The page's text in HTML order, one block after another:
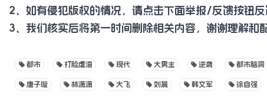
2、如有侵犯版权的情况，请点击下面举报/反馈按钮
3、我们核实后将第一时间删除相关内容，谢谢理解和
都市 打脸虐渣 现代 大男主 逆袭 都市脑洞
唐子璇 林潇潇 大飞 刘晨 韩文军 徐自强